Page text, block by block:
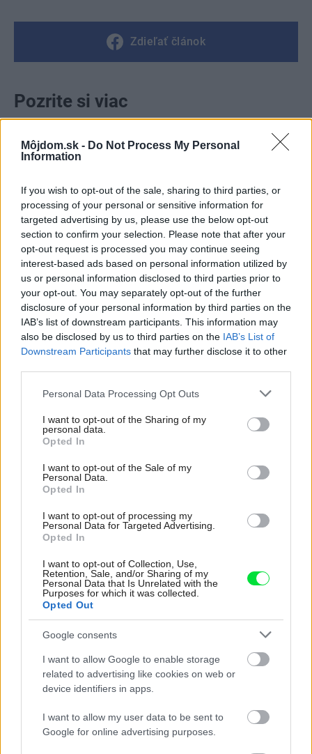
Môjdom.sk - Do Not Process My Personal
Information
If you wish to opt-out of the sale, sharing to third parties, or
processing of your personal or sensitive information for
targeted advertising by us, please use the below opt-out
section to confirm your selection. Please note that after your
opt-out request is processed you may continue seeing
interest-based ads based on personal information utilized by
us or personal information disclosed to third parties prior to
your opt-out. You may separately opt-out of the further
disclosure of your personal information by third parties on the
IAB’s list of downstream participants. This information may
also be disclosed by us to third parties on the IAB’s List of
Downstream Participants that may further disclose it to other
Please note that this website/app uses one or more Google
not limited to your visit or usage behaviour. You may click to
grant or deny consent to Google and its third-party tags to
use your data for below specified purposes in below Google
consent section.
Personal Data Processing Opt Outs
I want to opt-out of the Sharing of my
personal data.
Opted In
I want to opt-out of the Sale of my
Personal Data.
Opted In
I want to opt-out of processing my
Personal Data for Targeted Advertising.
Opted In
I want to opt-out of Collection, Use,
Retention, Sale, and/or Sharing of my
Personal Data that Is Unrelated with the
Purposes for which it was collected.
Opted Out
Google consents
I want to allow Google to enable storage
related to advertising like cookies on web or
device identifiers in apps.
I want to allow my user data to be sent to
Google for online advertising purposes.
Zdieľať článok
Pozrite si viac
Dokonalé teplo v interiéri vďaka energii zo
vzduchu
Opýtali sme sa odborníkov, aká je budúcnosť
Tepelné čerpadlá sú budúcnosťou vykurovania